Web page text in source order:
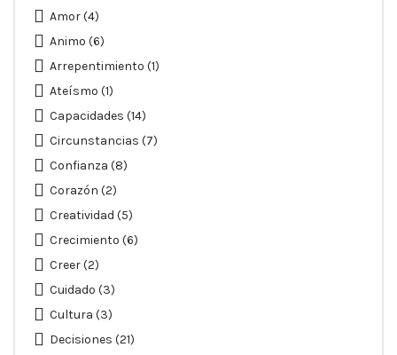
Amor(4)
Animo (6)
Arrepentimiento (1)
Ateísmo (1)
Capacidades (14)
Circunstancias (7)
Confianza (8)
Corazón (2)
Creatividad (5)
Crecimiento (6)
Creer(2)
Cuidado (3)
Cultura (3)
Decisiones (21)